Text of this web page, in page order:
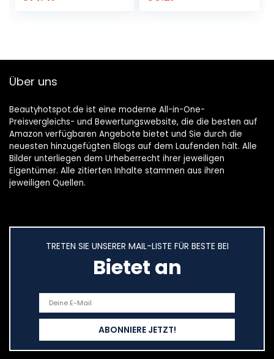
Gesichtspflege für
Über uns
Beautyhotspot.de ist eine moderne All-in-One-
Preisvergleichs- und Bewertungswebsite, die die besten auf
Amazon verfügbaren Angebote bietet und Sie durch die
neuesten hinzugefügten Blogs auf dem Laufenden hält. Alle
Bilder unterliegen dem Urheberrecht ihrer jeweiligen
Eigentümer. Alle zitierten Inhalte stammen aus ihren
jeweiligen Quellen.
TRETEN SIE UNSERER MAIL-LISTE FÜR BESTE BEI
Bietet an